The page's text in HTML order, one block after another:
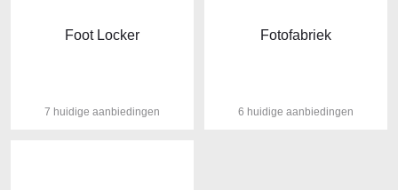
Foot Locker
7 huidige aanbiedingen
Fotofabriek
6 huidige aanbiedingen